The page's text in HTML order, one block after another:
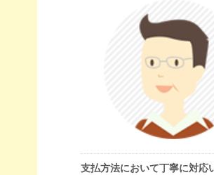
支払方法において丁寧に対応